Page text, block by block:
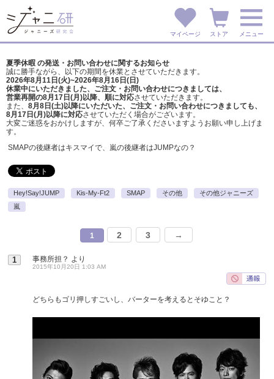
マイページ ストア メニュー
夏季休暇 の発送・お問い合わせに関するお知らせ
誠に勝手ながら、以下の期間を休業とさせていただきます。
2026年8月11日(火)~2026年8月16日(日)
休業中にいただきました、ご注文・お問い合わせにつきましては、
営業再開の8月17日(月)以降、順に対応させていただきます。
また、 8月8日(土)以降にいただいた、ご注文・ お問い合わせにつきましても、
8月17日(月)以降に対応させていただく場合がございます。
大変ご迷惑をおかけしますが、 何卒ご了承くださいますようお願い申し上げま
す。
SMAPの後継者はキスマイで、嵐の後継者はJUMPなの？
Hey!Say!JUMP Kis-My-Ft2 SMAP その他
その他ジャニーズ
嵐
1 2 3 →
1 事務所担？ より
2015年10月20日 1:03 AM
どちらもゴリ押しすごいし、バーターを考えるとそゆこと？